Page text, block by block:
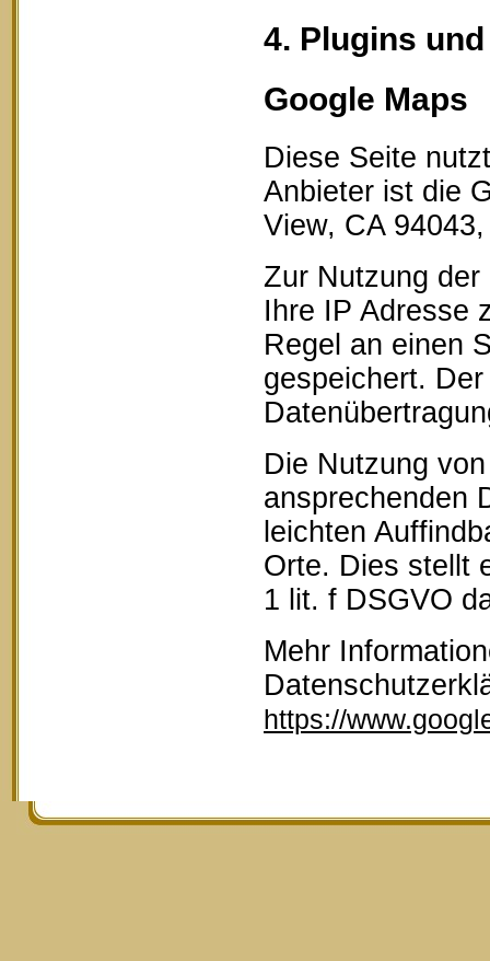
4. Plugins
Google Maps
Diese Seite
Anbieter ist die
View, CA
Zur Nutzung
Ihre IP Adresse
Regel an einen
gespeichert.
Die Nutzung
ansprechenden
leichten
Orte. Dies stellt
1 lit. f DSGVO
Mehr
https://